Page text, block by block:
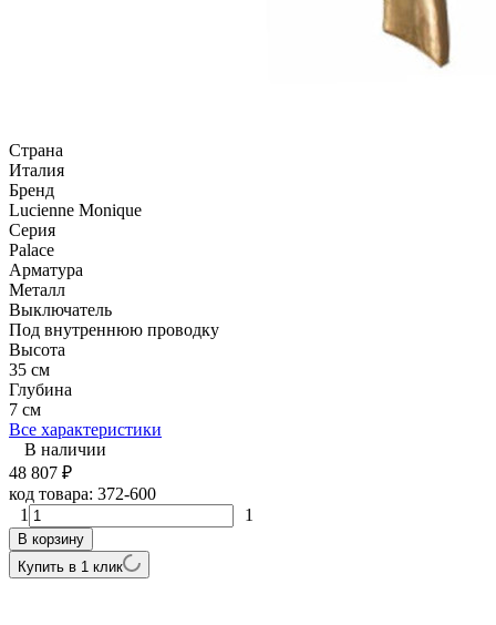
Страна
Италия
Бренд
Lucienne Monique
Серия
Palace
Арматура
Металл
Выключатель
Под внутреннюю проводку
Высота
35 см
Глубина
7 см
Все характеристики
В наличии
48 807 ₽
код товара: 372-600
1
1
В корзину
Купить в 1 клик